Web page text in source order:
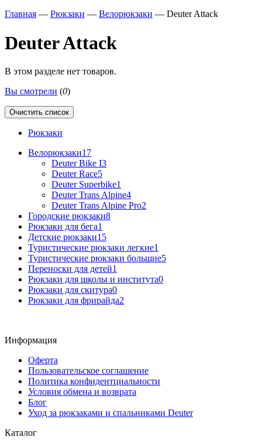
Главная — Рюкзаки — Велорюкзаки — Deuter Attack
Deuter Attack
В этом разделе нет товаров.
Вы смотрели (0)
Очистить список
Рюкзаки
Велорюкзаки17
Deuter Bike I3
Deuter Race5
Deuter Superbike1
Deuter Trans Alpine4
Deuter Trans Alpine Pro2
Городские рюкзаки8
Рюкзаки для бега1
Детские рюкзаки15
Туристические рюкзаки легкие1
Туристические рюкзаки большие5
Переноски для детей1
Рюкзаки для школы и института0
Рюкзаки для скитура0
Рюкзаки для фрирайда2
Информация
Оферта
Пользовательское соглашение
Политика конфидентциальности
Условия обмена и возврата
Блог
Уход за рюкзаками и спальниками Deuter
Каталог